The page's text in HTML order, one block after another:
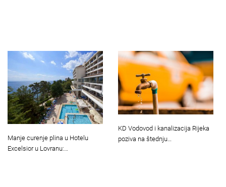
Manje curenje plina u Hotelu
Excelsior u Lovranu:…
KD Vodovod i kanalizacija Rijeka
poziva na štednju…